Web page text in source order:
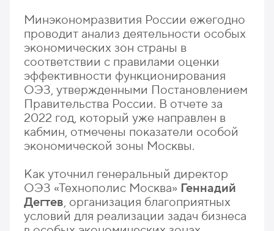
Минэкономразвития России ежегодно
проводит анализ деятельности особых
экономических зон страны в
соответствии с правилами оценки
эффективности функционирования
ОЭЗ, утвержденными Постановлением
Правительства России. В отчете за
2022 год, который уже направлен в
кабмин, отмечены показатели особой
экономической зоны Москвы.
Как уточнил генеральный директор
ОЭЗ «Технополис Москва» Геннадий
Дегтев, организация благоприятных
условий для реализации задач бизнеса